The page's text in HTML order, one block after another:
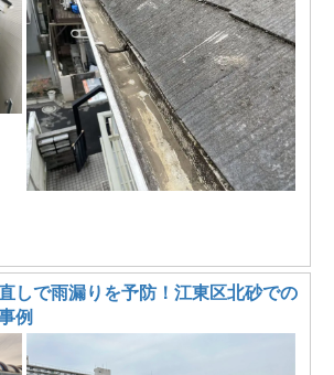
しで雨漏りを予防！江東区北砂での
例